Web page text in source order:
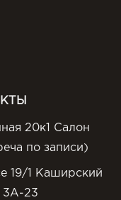
20к1 Салон
по записи)
19/1 Каширский
3А-23